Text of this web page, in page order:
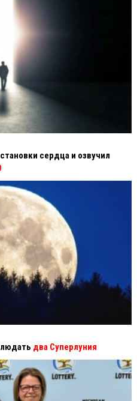
сердца и озвучил
два Суперлуния